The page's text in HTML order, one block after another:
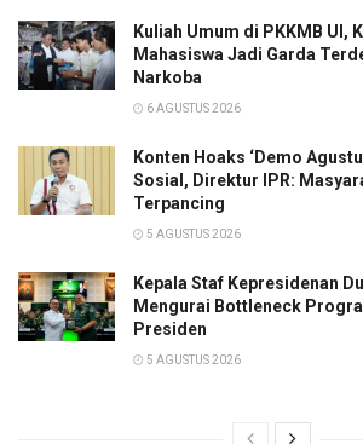
Kuliah Umum di PKKMB UI,
Mahasiswa Jadi Garda
Narkoba
6 AGUSTUS 2026
Konten Hoaks ‘Demo
Sosial, Direktur IPR:
Terpancing
5 AGUSTUS 2026
Kepala Staf Kepresidenan
Mengurai Bottleneck
Presiden
5 AGUSTUS 2026